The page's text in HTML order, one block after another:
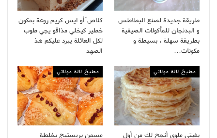
طريقة جديدة لصنع البطاطس
و البدنجان للمأكولات الصيفية
بطريقة سهلة ، بسيطة و
مكونات…
كلاص ّأو ايس كريم روعة بمكون
خطير كيخلي مذاقو يجي طوب
لكل العائلة يبرد عليكم هذ
الصهد
مطبخ لالة مولاتي
بغيتي ملوي أنجح لك من أول
مطبخ لالة مولاتي
مسمن بريستيج بخلطة